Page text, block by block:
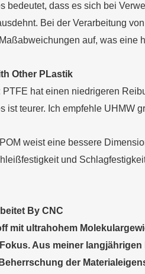
bedeutet, dass es sich bei
Bei der Verarbeitung
auf, was eine
Other P Lastik
PTFE hat einen niedrigeren
ist teurer. Ich empfehle UHMW
weist eine bessere
und
By CNC
mit ultrahohem
Aus meiner
der